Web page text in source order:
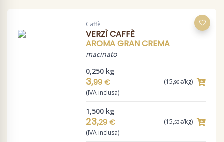
Caffè
VERZÌ CAFFÈ
AROMA GRAN CREMA
macinato
0,250 kg
3,99 € (15,96 €/kg)
(IVA inclusa)
1,500 kg
23,29 € (15,53 €/kg)
(IVA inclusa)